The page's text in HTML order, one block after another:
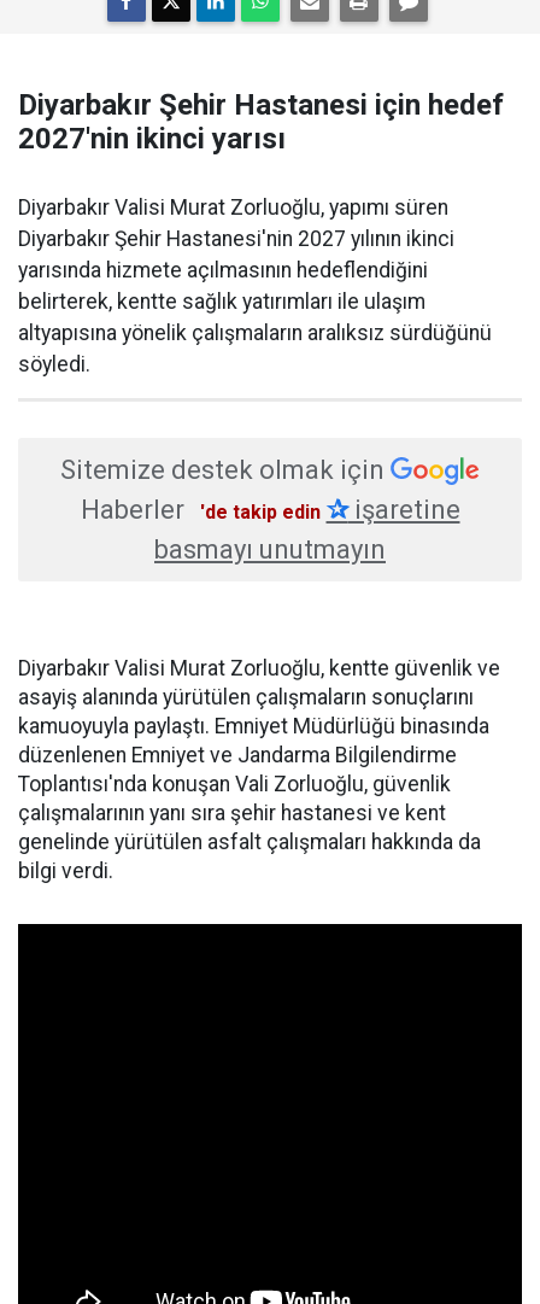
Diyarbakır Şehir Hastanesi için hedef
2027'nin ikinci yarısı
Diyarbakır Valisi Murat Zorluoğlu, yapımı süren
Diyarbakır Şehir Hastanesi'nin 2027 yılının ikinci
yarısında hizmete açılmasının hedeflendiğini
belirterek, kentte sağlık yatırımları ile ulaşım
altyapısına yönelik çalışmaların aralıksız sürdüğünü
söyledi.
Sitemize destek olmak için
Haberler
'de takip edin ✰işaretine
basmayı unutmayın
Diyarbakır Valisi Murat Zorluoğlu, kentte güvenlik ve
asayiş alanında yürütülen çalışmaların sonuçlarını
kamuoyuyla paylaştı. Emniyet Müdürlüğü binasında
düzenlenen Emniyet ve Jandarma Bilgilendirme
Toplantısı'nda konuşan Vali Zorluoğlu, güvenlik
çalışmalarının yanı sıra şehir hastanesi ve kent
genelinde yürütülen asfalt çalışmaları hakkında da
bilgi verdi.